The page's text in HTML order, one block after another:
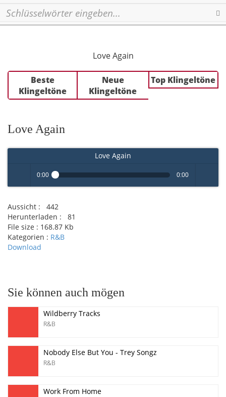
Love Again
Beste
Klingeltöne
Neue
Klingeltöne
Top Klingeltöne
Love Again
Love Again
Play /
0:00 0:00
Aussicht :
442
Herunterladen :
81
File size : 168.87 Kb
Kategorien : R&B
Download
Sie können auch mögen
Wildberry Tracks
R&B
Nobody Else But You - Trey Songz
R&B
Work From Home